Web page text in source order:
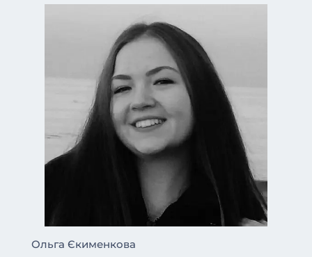
Ольга Єкименкова